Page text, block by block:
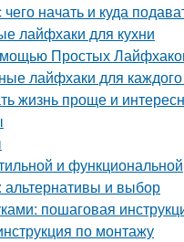
начать и куда
лайфхаки для кухни
Простых
лайфхаки для
жизнь проще и
и функциональной
и выбор
пошаговая
по монтажу